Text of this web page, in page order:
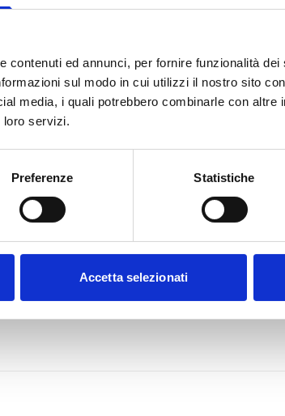
contenuti ed annunci, per fornire funzionalità
sul modo in cui utilizzi il nostro sito
media, i quali potrebbero combinarle con altre
loro servizi.
Preferenze Statistiche
Accetta selezionati